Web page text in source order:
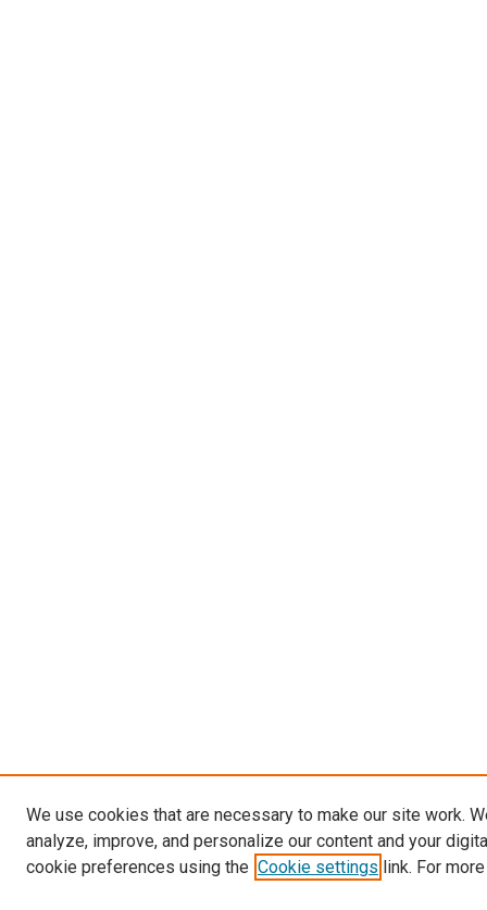
We use cookies that are necessary to make our site work.
analyze, improve, and personalize our content and your
cookie preferences using the Cookie settings link. For